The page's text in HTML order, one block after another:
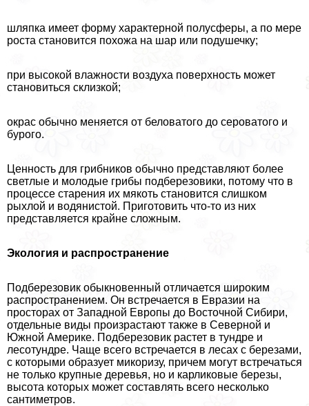
шляпка имеет форму хаpaктерной полусферы, а по мере
роста становится похожа на шар или подушечку;
при высокой влажности воздуха поверхность может
становиться склизкой;
окрас обычно меняется от беловатого до сероватого и
бурого.
Ценность для грибников обычно представляют более
светлые и молодые грибы подберезовики, потому что в
процессе старения их мякоть становится слишком
рыхлой и водянистой. Приготовить что-то из них
представляется крайне сложным.
Экология и распространение
Подберезовик обыкновенный отличается широким
распространением. Он встречается в Евразии на
просторах от Западной Европы до Восточной Сибири,
отдельные виды произрастают также в Северной и
Южной Америке. Подберезовик растет в тундре и
лесотундре. Чаще всего встречается в лесах с березами,
с которыми образует микоризу, причем могут встречаться
не только крупные деревья, но и карликовые березы,
высота которых может составлять всего несколько
сантиметров.